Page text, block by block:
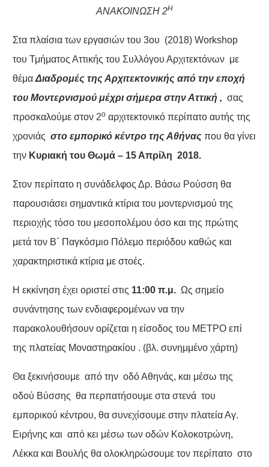
ΑΝΑΚΟΙΝΩΣΗ 2Η
Στα πλαίσια των εργασιών του 3ου (2018) Workshop
του Τμήματος Αττικής του Συλλόγου Αρχιτεκτόνων με
θέμαΔιαδρομές της Αρχιτεκτονικής από την εποχή
του Μοντερνισμού μέχρι σήμερα στην Αττική , σας
προσκαλούμε στον 2οαρχιτεκτονικό περίπατο αυτής της
χρονιάς στο εμπορικό κέντρο της Αθήνας που θα γίνει
την Κυριακή του Θωμά – 15 Απρίλη 2018.
Στον περίπατο η συνάδελφος Δρ. Βάσω Ρούσση θα
παρουσιάσει σημαντικά κτίρια του μοντερνισμού της
περιοχής τόσο του μεσοπολέμου όσο και της πρώτης
μετά τον Β΄ Παγκόσμιο Πόλεμο περιόδου καθώς και
χαρακτηριστικά κτίρια με στοές.
Η εκκίνηση έχει οριστεί στις 11:00 π.μ. Ως σημείο
συνάντησης των ενδιαφερομένων να την
παρακολουθήσουν ορίζεται η είσοδος του ΜΕΤΡΟ επί
της πλατείας Μοναστηρακίου . (βλ. συνημμένο χάρτη)
Θα ξεκινήσουμε από την οδό Αθηνάς, και μέσω της
οδού Βύσσης θα περπατήσουμε στα στενά του
εμπορικού κέντρου, θα συνεχίσουμε στην πλατεία Αγ.
Ειρήνης και από κει μέσω των οδών Κολοκοτρώνη,
Λέκκα και Βουλής θα ολοκληρώσουμε τον περίπατο στο